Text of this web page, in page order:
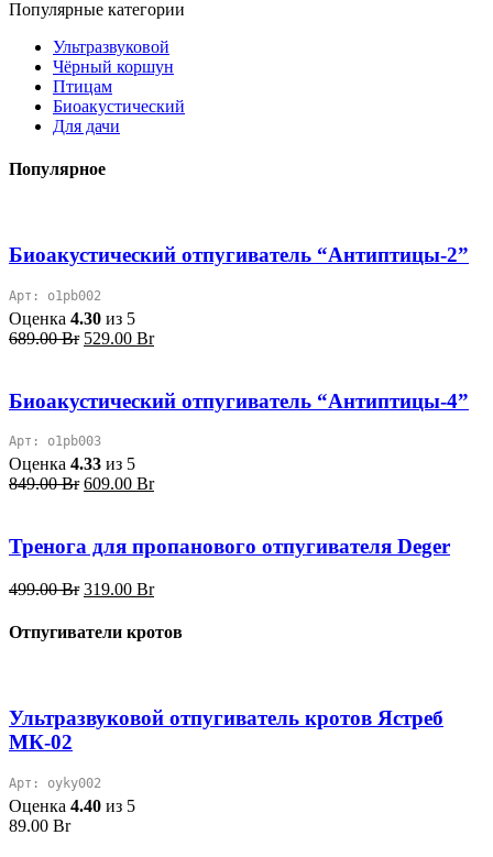
Популярные категории
Ультразвуковой
Чёрный коршун
Птицам
Биоакустический
Для дачи
Популярное
Биоакустический отпугиватель “Антиптицы-2”
Арт: o1pb002
Оценка 4.30 из 5
689.00Br Первоначальная
689.00 Br.
529.00 BrТекущая
Биоакустический отпугиватель “Антиптицы-4”
Арт: o1pb003
Оценка 4.33 из 5
849.00Br Первоначальная
849.00 Br.
609.00 BrТекущая
Тренога для пропанового отпугивателя Deger
499.00Br Первоначальная
составляла
499.00 Br.
319.00 BrТекущая
319.00 Br.
Отпугиватели кротов
Ультразвуковой отпугиватель кротов Ястреб
МК-02
Арт: oyky002
Оценка 4.40 из 5
89.00 Br